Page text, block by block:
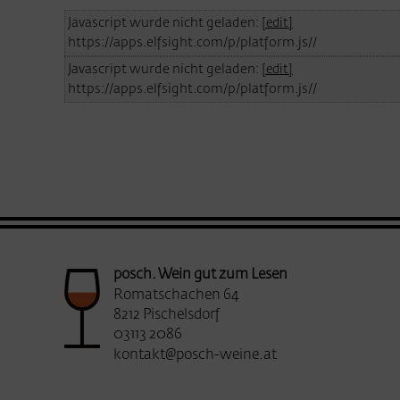
Javascript wurde nicht geladen:
[edit]
https://apps.elfsight.com/p/platform.js//
Javascript wurde nicht geladen:
[edit]
https://apps.elfsight.com/p/platform.js//
posch. Wein gut zum Lesen
Romatschachen 64
8212 Pischelsdorf
03113 2086
kontakt@posch-weine.at